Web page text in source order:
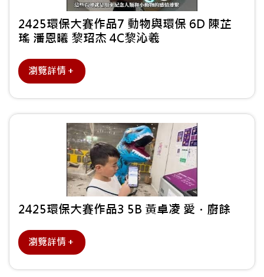
2425環保大賽作品7 動物與環保 6D 陳芷
瑤 潘恩曦 黎玿杰 4C黎沁羲
瀏覽詳情＋
2425環保大賽作品3 5B 黃卓凌 愛．廚餘
瀏覽詳情＋